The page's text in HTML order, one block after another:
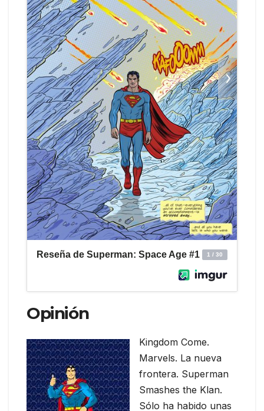
Opinión
Kingdom Come.
Marvels. La nueva
frontera. Superman
Smashes the Klan.
Sólo ha habido unas